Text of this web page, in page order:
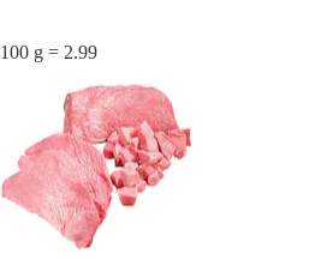
100 g = 2.99